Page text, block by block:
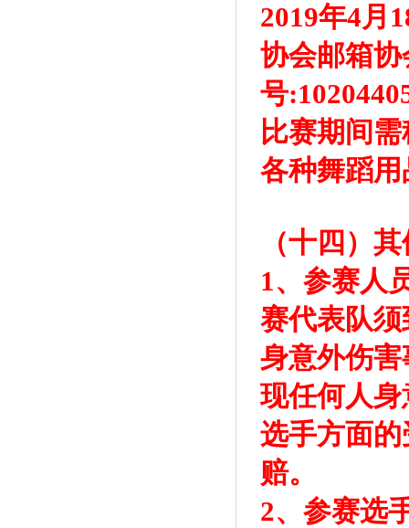
2019年4月
协会邮箱协
号
比赛期间
各种舞蹈
（十四）
1、参赛人
赛代表队
身意外伤
现任何人
选手方面
赔。
2、参赛选